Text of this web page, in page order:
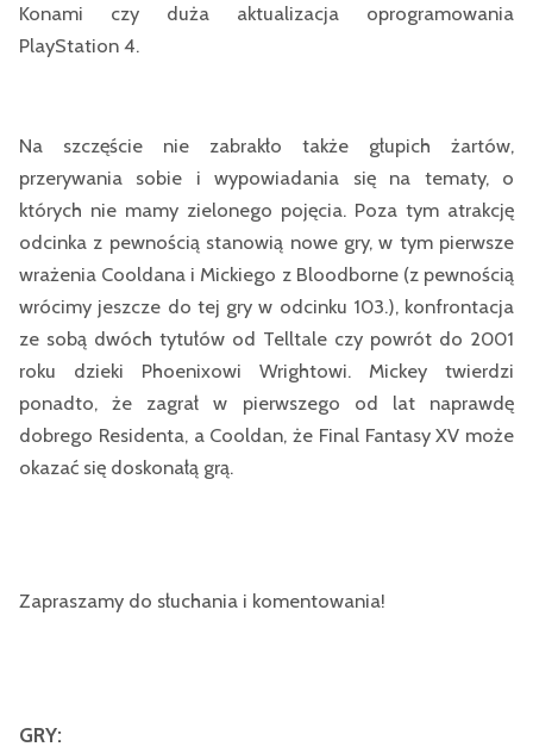
Konami czy duża aktualizacja oprogramowania
PlayStation 4.
Na szczęście nie zabrakło także głupich żartów,
przerywania sobie i wypowiadania się na tematy, o
których nie mamy zielonego pojęcia. Poza tym atrakcję
odcinka z pewnością stanowią nowe gry, w tym pierwsze
wrażenia Cooldana i Mickiego z Bloodborne (z pewnością
wrócimy jeszcze do tej gry w odcinku 103.), konfrontacja
ze sobą dwóch tytułów od Telltale czy powrót do 2001
roku dzieki Phoenixowi Wrightowi. Mickey twierdzi
ponadto, że zagrał w pierwszego od lat naprawdę
dobrego Residenta, a Cooldan, że Final Fantasy XV może
okazać się doskonałą grą.
Zapraszamy do słuchania i komentowania!
GRY: